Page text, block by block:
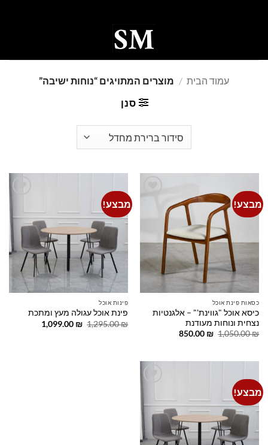
עמוד הבית / מוצרים המתויגים “נוחות ישיבה”
סנן
מבצע!
כסאות פינת אוכל
כיסא אוכל "גווינת'" – אלגנטיות
נצחית ונוחות מעודנת
1,050.00₪
המחיר
850.00 ₪
המחיר
מבצע!
wishlist
פינות אוכל
פינת אוכל עגולה מעץ ומתכת
1,295.00₪
המחיר
1,099.00 ₪
המחיר
מבצע!
wishlist